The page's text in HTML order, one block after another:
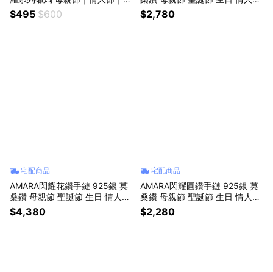
日禮物推薦
$495 $600
禮物
$2,780
宅配商品
AMARA閃耀花鑽手鏈 925銀 莫
桑鑽 母親節 聖誕節 生日 情人節
禮物
$4,380
宅配商品
AMARA閃耀圓鑽手鏈 925銀 莫
桑鑽 母親節 聖誕節 生日 情人節
禮物
$2,280